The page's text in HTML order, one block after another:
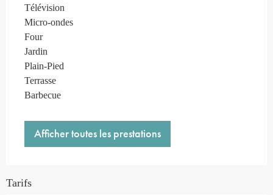
Télévision
Micro-ondes
Four
Jardin
Plain-Pied
Terrasse
Barbecue
Afficher toutes les prestations
Tarifs